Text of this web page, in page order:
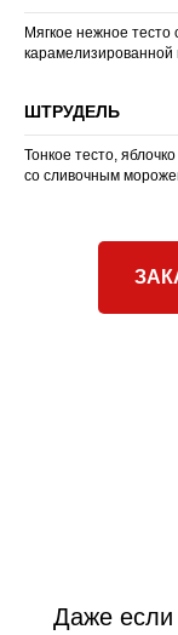
Мягкое нежное
карамелизированной
ШТРУДЕЛЬ
Тонкое тесто,
со сливочным
Даже если